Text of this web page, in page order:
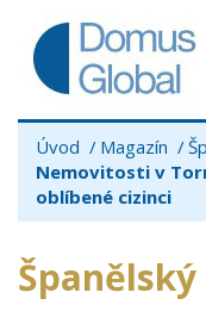
Úvod Magazín
Nemovitosti v
oblíbené cizinci